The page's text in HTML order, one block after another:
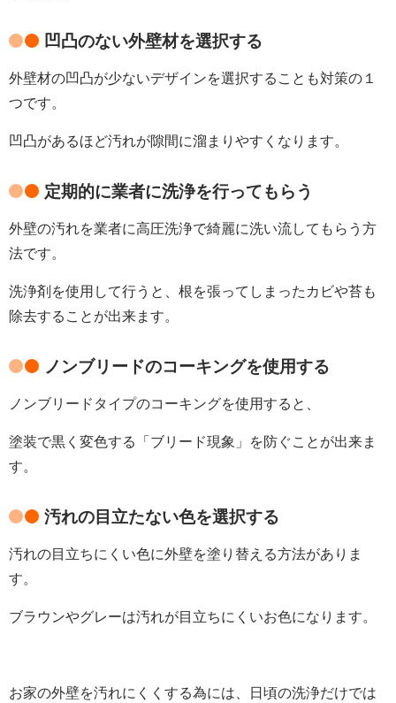
凹凸のない外壁材を選択する
外壁材の凹凸が少ないデザインを選択することも対策の１
つです。
凹凸があるほど汚れが隙間に溜まりやすくなります。
定期的に業者に洗浄を行ってもらう
外壁の汚れを業者に高圧洗浄で綺麗に洗い流してもらう方
法です。
洗浄剤を使用して行うと、根を張ってしまったカビや苔も
除去することが出来ます。
ノンブリードのコーキングを使用する
ノンブリードタイプのコーキングを使用すると、
塗装で黒く変色する「ブリード現象」を防ぐことが出来ま
す。
汚れの目立たない色を選択する
汚れの目立ちにくい色に外壁を塗り替える方法がありま
す。
ブラウンやグレーは汚れが目立ちにくいお色になります。
お家の外壁を汚れにくくする為には、日頃の洗浄だけでは